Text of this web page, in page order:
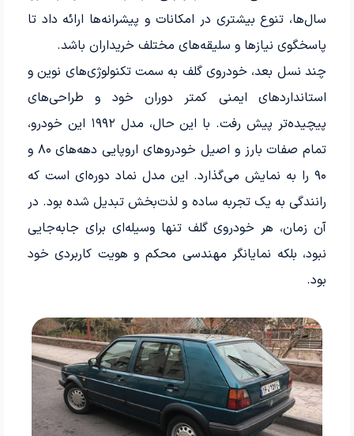
سال‌ها، تنوع بیشتری در امکانات و پیشرانه‌ها ارائه داد تا
پاسخگوی نیازها و سلیقه‌های مختلف خریداران باشد.
چند نسل بعد، خودروی گلف به سمت تکنولوژی‌های نوین و
استانداردهای ایمنی کمتر دوران خود و طراحی‌های
پیچیده‌تر پیش رفت. با این حال، مدل ۱۹۹۲ این خودرو،
تمام صفات بارز و اصیل خودروهای اروپایی دهه‌های ۸۰ و
۹۰ را به نمایش می‌گذارد. این مدل نماد دوره‌ای است که
رانندگی به یک تجربه ساده و لذت‌بخش تبدیل شده بود. در
آن زمان، هر خودروی گلف تنها وسیله‌ای برای جابه‌جایی
نبود، بلکه نمایانگر مهندسی محکم و هویت کاربردی خود
بود.